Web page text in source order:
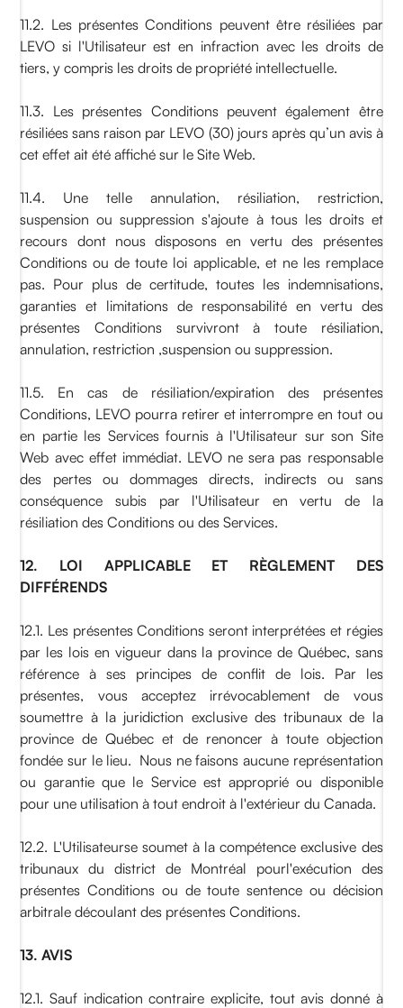
11.2. Les présentes Conditions peuvent être résiliées par
LEVO si l'Utilisateur est en infraction avec les droits de
tiers, y compris les droits de propriété intellectuelle.
11.3. Les présentes Conditions peuvent également être
résiliées sans raison par LEVO (30) jours après qu’un avis à
cet effet ait été affiché sur le Site Web.
11.4. Une telle annulation, résiliation, restriction,
suspension ou suppression s'ajoute à tous les droits et
recours dont nous disposons en vertu des présentes
Conditions ou de toute loi applicable, et ne les remplace
pas. Pour plus de certitude, toutes les indemnisations,
garanties et limitations de responsabilité en vertu des
présentes Conditions survivront à toute résiliation,
annulation, restriction ,suspension ou suppression.
11.5. En cas de résiliation/expiration des présentes
Conditions, LEVO pourra retirer et interrompre en tout ou
en partie les Services fournis à l'Utilisateur sur son Site
Web avec effet immédiat. LEVO ne sera pas responsable
des pertes ou dommages directs, indirects ou sans
conséquence subis par l'Utilisateur en vertu de la
résiliation des Conditions ou des Services.
12. LOI APPLICABLE ET RÈGLEMENT DES
DIFFÉRENDS
12.1. Les présentes Conditions seront interprétées et régies
par les lois en vigueur dans la province de Québec, sans
référence à ses principes de conflit de lois. Par les
présentes, vous acceptez irrévocablement de vous
soumettre à la juridiction exclusive des tribunaux de la
province de Québec et de renoncer à toute objection
fondée sur le lieu. Nous ne faisons aucune représentation
ou garantie que le Service est approprié ou disponible
pour une utilisation à tout endroit à l'extérieur du Canada.
12.2. L'Utilisateurse soumet à la compétence exclusive des
tribunaux du district de Montréal pourl'exécution des
présentes Conditions ou de toute sentence ou décision
arbitrale découlant des présentes Conditions.
13. AVIS
12.1. Sauf indication contraire explicite, tout avis donné à